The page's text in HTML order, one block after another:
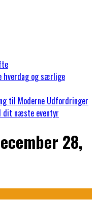
hverdag og særlige
til Moderne Udfordringer
dit næste eventyr
28,